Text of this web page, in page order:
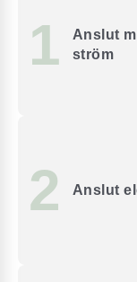
1
Anslut
ström
2 Anslut